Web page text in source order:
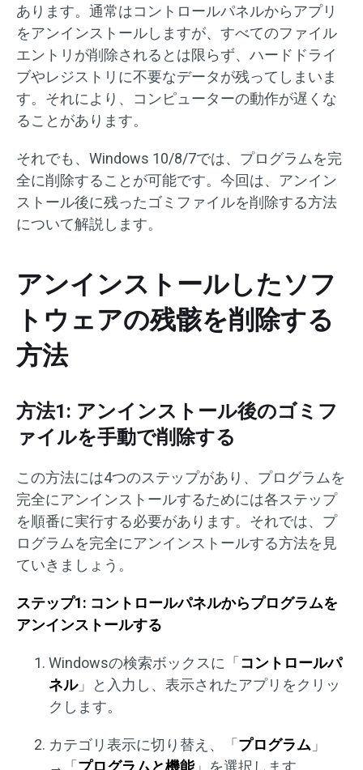
あります。通常はコントロールパネルからアプリ
をアンインストールしますが、すべてのファイル
エントリが削除されるとは限らず、ハードドライ
ブやレジストリに不要なデータが残ってしまいま
す。それにより、コンピューターの動作が遅くな
ることがあります。
それでも、Windows 10/8/7では、プログラムを完
全に削除することが可能です。今回は、アンイン
ストール後に残ったゴミファイルを削除する方法
について解説します。
アンインストールしたソフ
トウェアの残骸を削除する
方法
方法1: アンインストール後のゴミフ
ァイルを手動で削除する
この方法には4つのステップがあり、プログラムを
完全にアンインストールするためには各ステップ
を順番に実行する必要があります。それでは、プ
ログラムを完全にアンインストールする方法を見
ていきましょう。
ステップ1: コントロールパネルからプログラムを
アンインストールする
Windowsの検索ボックスに「 コントロールパ
ネル」と入力し、表示されたアプリをクリッ
クします。
カテゴリ表示に切り替え、「 プログラム 」
→「 プログラムと機能」を選択します。